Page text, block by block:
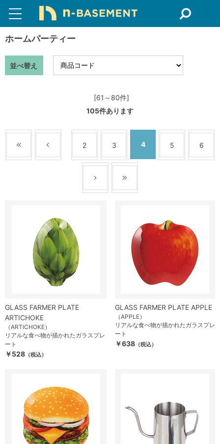
ホームパーティー
並べ替え
[61～80件]
105件あります
2 3 4 5 6
GLASS FARMER PLATE
ARTICHOKE
（ARTICHOKE）
リアルな食べ物が描かれたガラスプレ
ート
￥528 （税込）
GLASS FARMER PLATE APPLE
（APPLE）
リアルな食べ物が描かれたガラスプレ
ート
￥638 （税込）